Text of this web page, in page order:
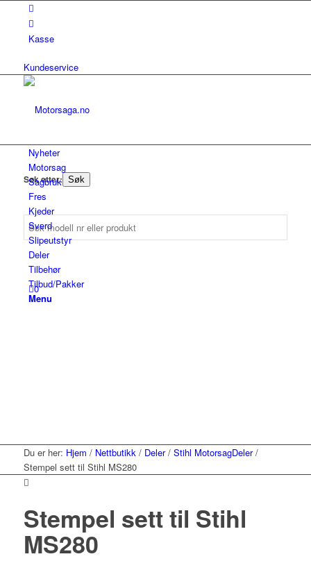
Kasse
Kundeservice
Søk etter: Søk
0
Nyheter
Motorsag
Sagbruk
Fres
Kjeder
Sverd
Slipeutstyr
Deler
Tilbehør
Tilbud/Pakker
Menu
Du er her: Hjem / Nettbutikk / Deler / Stihl MotorsagDeler /
Stempel sett til Stihl MS280
Stempel sett til Stihl
MS280